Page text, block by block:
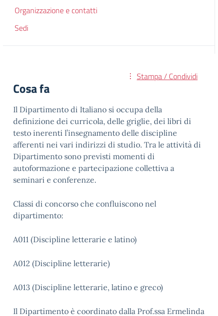
Organizzazione e contatti
Sedi
Stampa / Condividi
Cosa fa
Il Dipartimento di Italiano si occupa della
definizione dei curricola, delle griglie, dei libri di
testo inerenti l’insegnamento delle discipline
afferenti nei vari indirizzi di studio. Tra le attività di
Dipartimento sono previsti momenti di
autoformazione e partecipazione collettiva a
seminari e conferenze.
Classi di concorso che confluiscono nel
dipartimento:
A011 (Discipline letterarie e latino)
A012 (Discipline letterarie)
A013 (Discipline letterarie, latino e greco)
Il Dipartimento è coordinato dalla Prof.ssa Ermelinda